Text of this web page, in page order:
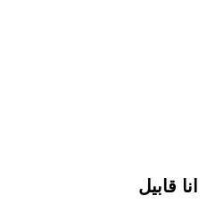
انا قابيل